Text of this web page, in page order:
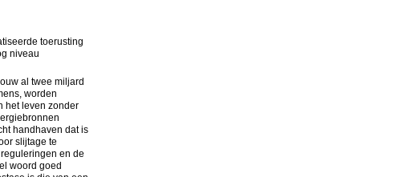
toerusting
niveau
al twee miljard
worden
het leven zonder
handhaven dat is
slijtage te
en de
woord goed